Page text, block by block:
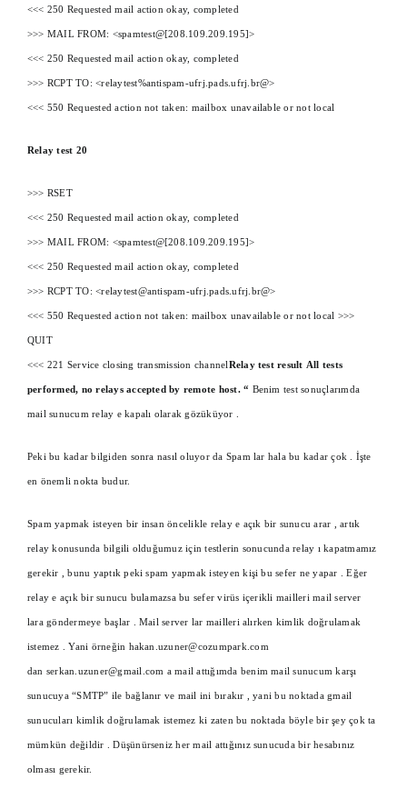
<<< 250 Requested mail action okay, completed
>>> MAIL FROM: <spamtest@[208.109.209.195]>
<<< 250 Requested mail action okay, completed
>>> RCPT TO: <relaytest%antispam-ufrj.pads.ufrj.br@>
<<< 550 Requested action not taken: mailbox unavailable or not local
Relay test 20
>>> RSET
<<< 250 Requested mail action okay, completed
>>> MAIL FROM: <spamtest@[208.109.209.195]>
<<< 250 Requested mail action okay, completed
>>> RCPT TO: <relaytest@antispam-ufrj.pads.ufrj.br@>
<<< 550 Requested action not taken: mailbox unavailable or not local >>>
QUIT
<<< 221 Service closing transmission channelRelay test result All tests
performed, no relays accepted by remote host.“ Benim test sonuçlarımda
mail sunucum relay e kapalı olarak gözüküyor .
Peki bu kadar bilgiden sonra nasıl oluyor da Spam lar hala bu kadar çok . İşte
en önemli nokta budur.
Spam yapmak isteyen bir insan öncelikle relay e açık bir sunucu arar , artık
relay konusunda bilgili olduğumuz için testlerin sonucunda relay ı kapatmamız
gerekir , bunu yaptık peki spam yapmak isteyen kişi bu sefer ne yapar . Eğer
relay e açık bir sunucu bulamazsa bu sefer virüs içerikli mailleri mail server
lara göndermeye başlar . Mail server lar mailleri alırken kimlik doğrulamak
istemez . Yani örneğin hakan.uzuner@cozumpark.com
dan serkan.uzuner@gmail.com a mail attığımda benim mail sunucum karşı
sunucuya “SMTP” ile bağlanır ve mail ini bırakır , yani bu noktada gmail
sunucuları kimlik doğrulamak istemez ki zaten bu noktada böyle bir şey çok ta
mümkün değildir . Düşünürseniz her mail attığınız sunucuda bir hesabınız
olması gerekir.